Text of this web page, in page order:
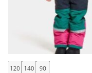
120 140 90